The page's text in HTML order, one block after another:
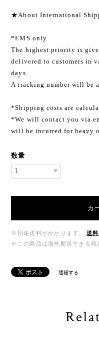
★About International
*EMS only
The highest priority is
delivered to customers in
days.
A tracking number will be
*Shipping costs are
*We will contact you via
will be incurred for heavy
数量
カ
※別途送料がかかります。
送
※この商品は海外配送できる商
通報する